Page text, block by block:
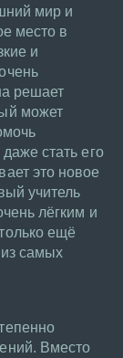
мир и
место в
и
решает
может
стать его
это новое
учитель
лёгким и
ещё
самых
Вместо